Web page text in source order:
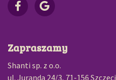
Zapraszamy
Shanti sp. z o.o.
ul. Juranda 24/3, 71-156